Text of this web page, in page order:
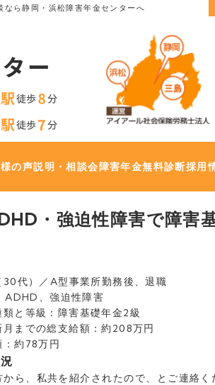
なら静岡・浜松障害年金センターへ
の声説明・相談会障害年金無料診断採用
・強迫性障害で障害
30代）／A型事業所勤務後、退職
ADHD、強迫性障害
と等級：障害基礎年金2級
までの総支給額：約208万円
約78万円
ら、私共を紹介されたので、とご連絡